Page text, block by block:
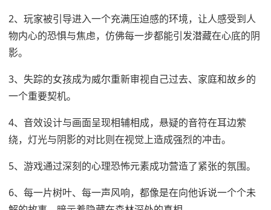
2、玩家被引导进入一个充满压迫感的环境，让人感受到人
物内心的恐惧与焦虑，仿佛每一步都能引发潜藏在心底的阴
影。
3、失踪的女孩成为威尔重新审视自己过去、家庭和故乡的
一个重要契机。
4、音效设计与画面呈现相辅相成，悬疑的音符在耳边萦
绕，灯光与阴影的对比则在视觉上造成强烈的冲击。
5、游戏通过深刻的心理恐怖元素成功营造了紧张的氛围。
6、每一片树叶、每一声风响，都像是在向他诉说一个个未